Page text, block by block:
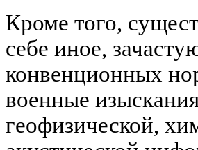
Кроме того,
себе иное,
конвенционных
военные
геофизической,